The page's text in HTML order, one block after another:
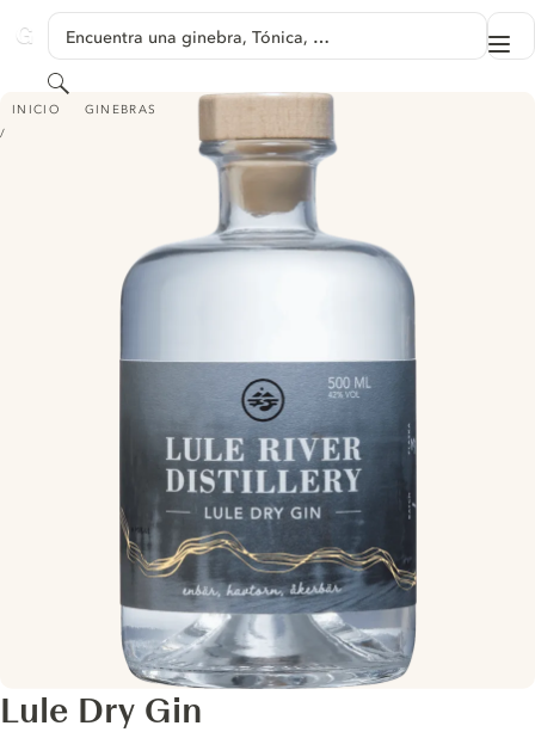
GINVENTORY
Encuentra una ginebra, Tónica, …
Buscar
INICIO GINEBRAS
LULE DRY GIN
Lule Dry Gin